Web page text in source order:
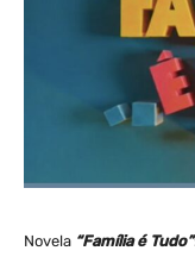
Novela “Família é Tudo”